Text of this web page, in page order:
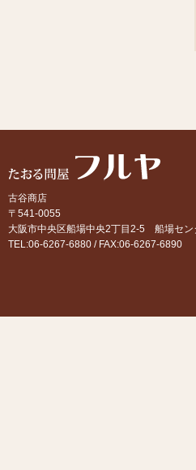
古谷商店
〒541-0055
大阪市中央区船場中央2丁目2-5 船場セン
TEL:06-6267-6880 / FAX:06-6267-6890